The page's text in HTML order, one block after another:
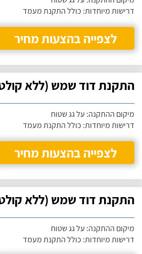
דרישות מיוחדות: כולל התקנת מעמד
לצפייה בהצעות מחיר
התקנת דוד שמש (ללא קולטים),
מיקום ההתקנה: על גג שטוח
דרישות מיוחדות: כולל התקנת מעמד
לצפייה בהצעות מחיר
התקנת דוד שמש (ללא קולטים),
מיקום ההתקנה: על גג שטוח
דרישות מיוחדות: כולל התקנת מעמד